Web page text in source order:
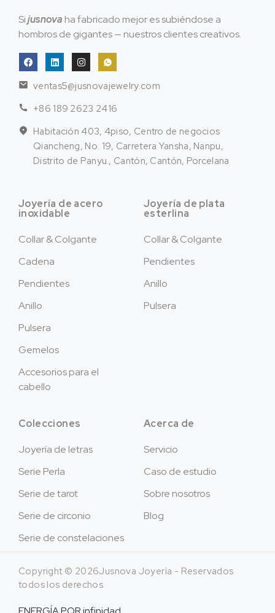
Sijusnova ha fabricado mejor es subiéndose a
hombros de gigantes — nuestros clientes creativos.
ventas5@jusnovajewelry.com
+86 189 2623 2416
Habitación 403, 4piso, Centro de negocios
Qiancheng, No. 19, Carretera Yansha, Nanpu,
Distrito de Panyu., Cantón, Cantón, Porcelana
Joyería de acero
inoxidable
Collar & Colgante
Cadena
Pendientes
Anillo
Pulsera
Gemelos
Accesorios para el
cabello
Joyería de plata
esterlina
Collar & Colgante
Pendientes
Anillo
Pulsera
Colecciones
Joyería de letras
Serie Perla
Serie de tarot
Serie de circonio
Serie de constelaciones
Acerca de
Servicio
Caso de estudio
Sobre nosotros
Blog
Copyright © 2026Jusnova Joyería - Reservados
todos los derechos.